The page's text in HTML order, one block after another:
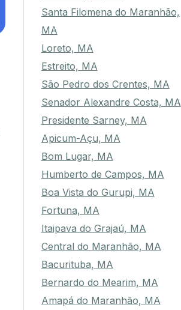
Santa Filomena do Maranhão,
MA
Loreto, MA
Estreito, MA
São Pedro dos Crentes, MA
Senador Alexandre Costa, MA
Presidente Sarney, MA
Apicum-Açu, MA
Bom Lugar, MA
Humberto de Campos, MA
Boa Vista do Gurupi, MA
Fortuna, MA
Itaipava do Grajaú, MA
Central do Maranhão, MA
Bacurituba, MA
Bernardo do Mearim, MA
Amapá do Maranhão, MA